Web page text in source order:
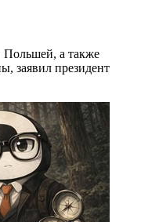
Польшей, а также
заявил президент